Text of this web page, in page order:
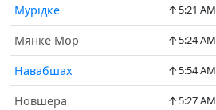
Мурідке ↑5:21 AM
Мянке Мор ↑5:24 AM
Навабшах ↑5:54 AM
Новшера ↑5:27 AM